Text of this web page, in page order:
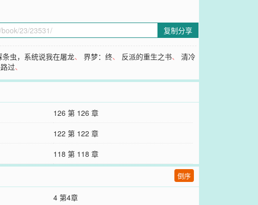
复制分享
条虫，系统说我在屠龙、界梦：终、 反派的重生之书、清冷
过、
126 第 126 章
122 第 122 章
118 第 118 章
倒序
4 第4章